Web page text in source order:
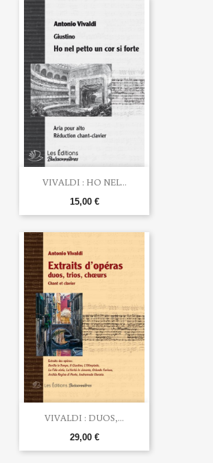
VIVALDI : HO NEL...
15,00 €
VIVALDI : DUOS,...
29,00 €